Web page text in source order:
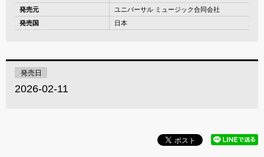
発売元
ユニバーサル ミュージック合同会社
発売国
日本
発売日
2026-02-11